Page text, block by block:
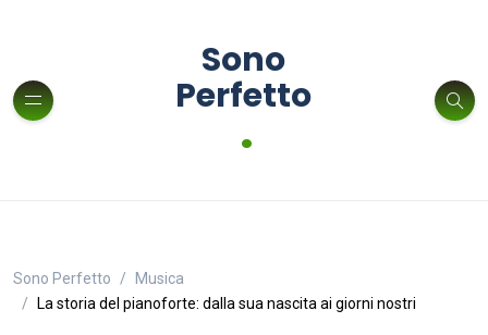
Sono
Perfetto
.
Sono Perfetto
Musica
La storia del pianoforte: dalla sua nascita ai giorni nostri